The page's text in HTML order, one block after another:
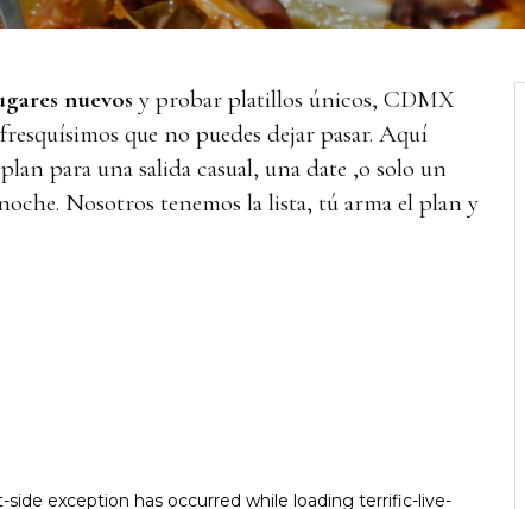
nuevos y probar platillos únicos, CDMX
que no puedes dejar pasar. Aquí
para una salida casual, una date ,o solo un
Nosotros tenemos la lista, tú arma el plan y